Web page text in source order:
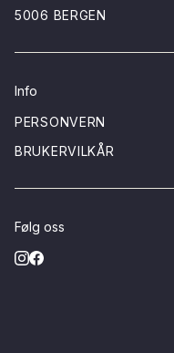
5006 BERGEN
Info
PERSONVERN
BRUKERVILKÅR
Følg oss